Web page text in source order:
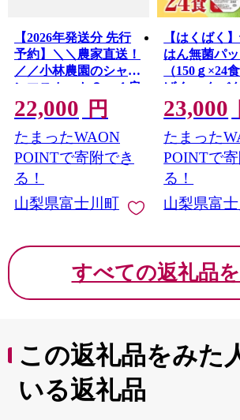
るさとの思い出は、数多くあると思い
輝く 交流のまち」をめざして、まち
きます。
本町にゆかりのある方、ご関心のあ
たいと思います。
【2026年発送分 先行
予約】＼＼農家直送！
／／小林農園のシャイ
ンマスカット３〜４房
（2kg前後） シャイ
ン マスカット シャイ
ンマスカット ぶどう
葡萄 ブドウ 果物 くだ
もの フルーツ ２kg 産
地直送 先行予約 先行
受付 山梨 やまなし
22,000 円
たまったWAON
POINTで寄附でき
る！
山梨県富士川町
【はくばく
はん無菌パ
（150ｇ×24
ばく ハクバ
ックライス
米 米 パック
クごはん 栄
康 小分け 備
穀米 保存食
ん 単身赴任
し
23,000
たまった
POINTで
る！
山梨県富
すべての返礼品
この返礼品をみた
いる返礼品